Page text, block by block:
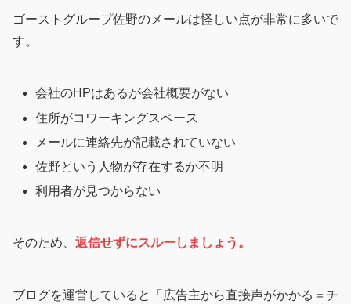
ゴーストグループ佐野のメールは怪しい点が非常に多いで
す。
会社のHPはあるが会社概要がない
住所がコワーキングスペース
メールに連絡先が記載されていない
佐野という人物が存在するか不明
利用者が見つからない
そのため、 返信せずにスルーしましょう。
ブログを運営していると「広告主から直接声がかかる＝チ